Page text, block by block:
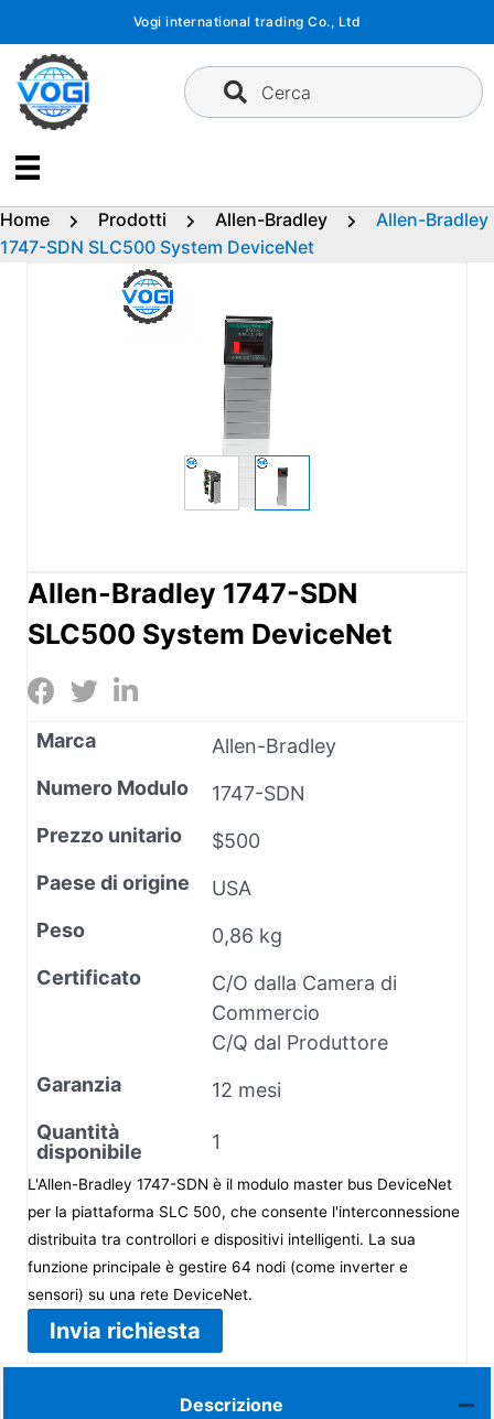
contenuto
Vogi international trading Co., Ltd
Cerca
Home Prodotti Allen-Bradley
Allen-Bradley
1747-SDN SLC500 System DeviceNet
Allen-Bradley 1747-SDN
SLC500 System DeviceNet
Marca
Allen-Bradley
Numero Modulo
1747-SDN
Prezzo unitario
$500
Paese di origine
USA
Peso
0,86 kg
Certificato
C/O dalla Camera di
Commercio
C/Q dal Produttore
Garanzia
12 mesi
Quantità
disponibile
1
L'Allen-Bradley 1747-SDN è il modulo master bus DeviceNet
per la piattaforma SLC 500, che consente l'interconnessione
distribuita tra controllori e dispositivi intelligenti. La sua
funzione principale è gestire 64 nodi (come inverter e
sensori) su una rete DeviceNet.
Invia richiesta
Descrizione